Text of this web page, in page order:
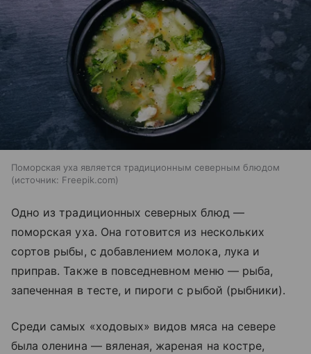
Поморская уха является традиционным северным блюдом
источник: Freepik.com
Одно из традиционных северных блюд —
поморская уха. Она готовится из нескольких
сортов рыбы, с добавлением молока, лука и
приправ. Также в повседневном меню — рыба,
запеченная в тесте, и пироги с рыбой (рыбники).
Среди самых «ходовых» видов мяса на севере
была оленина — вяленая, жареная на костре,